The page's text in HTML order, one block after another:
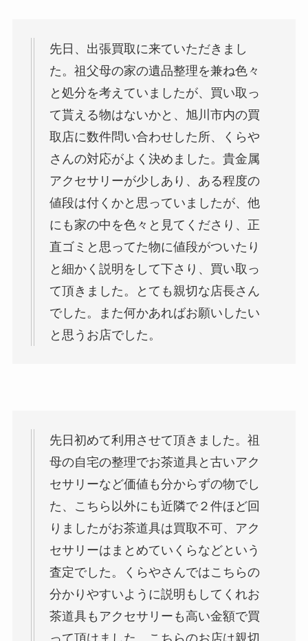
先日、出張買取に来ていただきまし
た。祖父母の家の遺品整理を兼ね色々
と処分を考えていましたが、買い取っ
て貰える物はないかと、旭川市内の買
取店に数件問い合わせした所、くらや
さんの対応がよく決めました。貴金属
アクセサリーが少しあり、ある程度の
値段は付くかと思っていましたが、他
にも家の中を色々と見てくださり、正
直ゴミと思ってた物に値段がついたり
と細かく説明をして下さり、買い取っ
て頂きました。とても親切な店長さん
でした。また何かあればお願いしたい
と思うお店でした。
先日初めて利用させて頂きました。祖
母の自宅の整理でお茶道具と古いアク
セサリーなど価値も分からずの物でし
た、こちら以外にも近隣で２件ほど回
りましたがお茶道具は買取不可、アク
セサリーはまとめていくらなどという
査定でした。くらやさんではこちらの
分かりやすいように説明もしてくれお
茶道具もアクセサリーも高い金額で買